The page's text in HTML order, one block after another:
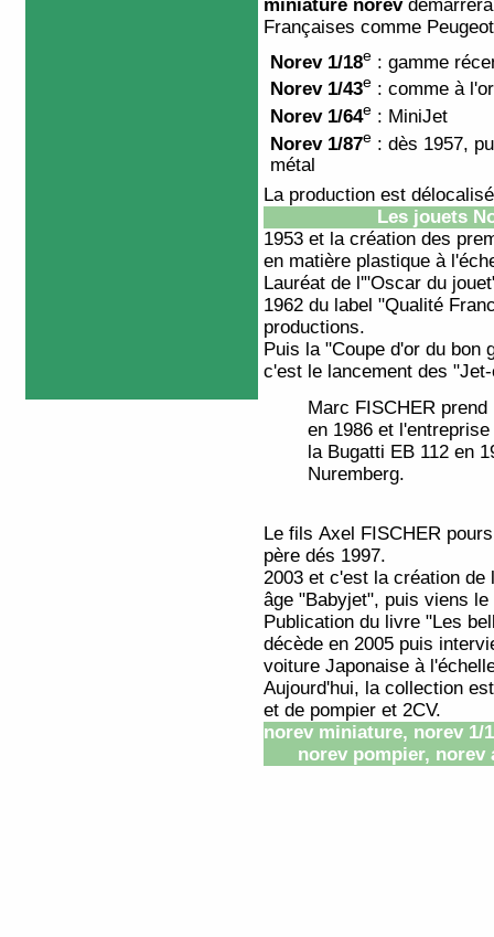
miniature norev
Françaises comme Peugeot
Norev 1/18e : gamme
Norev 1/43e : comme à
Norev 1/64e : MiniJet
Norev 1/87e : dès 1957,
métal
La production est
Les jouets
1953 et la création des
en matière plastique à
Lauréat de l'"Oscar du
1962 du label "Qualité
productions.
Puis la "Coupe d'or du bon
c'est le lancement des
Marc FISCHER
en 1986 et
la Bugatti EB 112 en
Nuremberg.
Le fils Axel FISCHER
père dés 1997.
2003 et c'est la création de
âge "Babyjet", puis viens
Publication du livre "Les
décède en 2005 puis
voiture Japonaise à
Aujourd'hui, la collection
et de pompier et 2CV.
norev miniature, norev 1/
norev pompier, norev